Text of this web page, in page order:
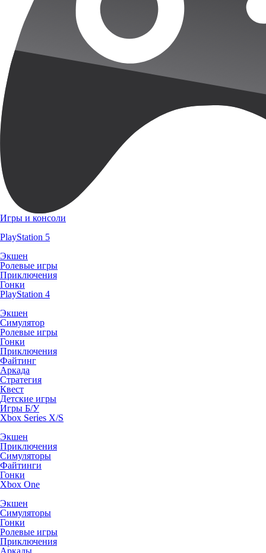
Игры и консоли
PlayStation 5
Экшен
Ролевые игры
Приключения
Гонки
PlayStation 4
Экшен
Симулятор
Ролевые игры
Гонки
Приключения
Файтинг
Аркада
Стратегия
Квест
Детские игры
Игры Б/У
Xbox Series X/S
Экшен
Приключения
Симуляторы
Файтинги
Гонки
Xbox One
Экшен
Симуляторы
Гонки
Ролевые игры
Приключения
Аркады